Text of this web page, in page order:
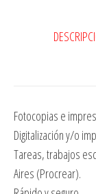
Fotocopias e
Digitalización y/o
Tareas, trabajos
Aires (Procrear).